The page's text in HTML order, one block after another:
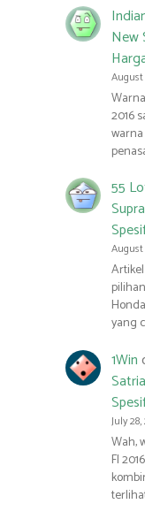
New
August
2016
55
August
yang
1Win
July
Wah,
FI